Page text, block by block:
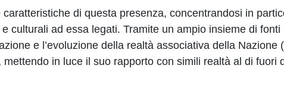
di questa presenza, concentrandosi in
culturali ad essa legati. Tramite un ampio insieme di fonti
e l’evoluzione della realtà associativa della Nazione
in luce il suo rapporto con simili realtà al di fuori